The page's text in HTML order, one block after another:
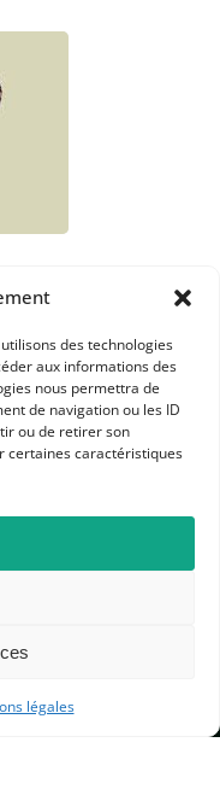
des technologies
aux informations des
nous permettra de
de navigation ou les ID
ou de retirer son
certaines caractéristiques
légales
et géographie
37
Cedex 02